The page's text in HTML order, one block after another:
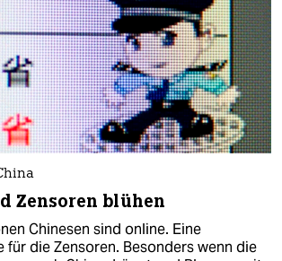
Zensoren blühen
Chinesen sind online. Eine
für die Zensoren. Besonders wenn die